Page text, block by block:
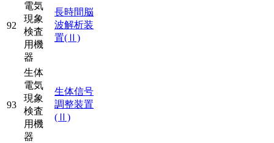
92
電気
現象
検査
用機
器
長時間脳
波解析装
置(Ⅱ)
93
生体
電気
現象
検査
用機
器
生体信号
調整装置
(Ⅱ)